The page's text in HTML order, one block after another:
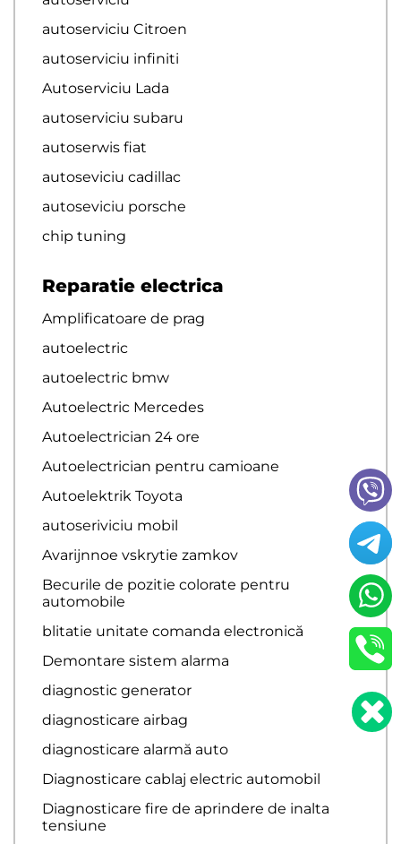
autoserviciu Citroen
autoserviciu infiniti
Autoserviciu Lada
autoserviciu subaru
autoserwis fiat
autoseviciu cadillac
autoseviciu porsche
chip tuning
Reparatie electrica
Amplificatoare de prag
autoelectric
autoelectric bmw
Autoelectric Mercedes
Autoelectrician 24 ore
Autoelectrician pentru camioane
Autoelektrik Toyota
autoseriviciu mobil
Avarijnnoe vskrytie zamkov
Becurile de pozitie colorate pentru
automobile
blitatie unitate comanda electronică
Demontare sistem alarma
diagnostic generator
diagnosticare airbag
diagnosticare alarmă auto
Diagnosticare cablaj electric automobil
Diagnosticare fire de aprindere de inalta
tensiune